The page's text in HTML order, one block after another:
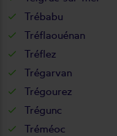
Trébabu
Tréflaouénan
Tréflez
Trégarvan
Trégourez
Trégunc
Tréméoc